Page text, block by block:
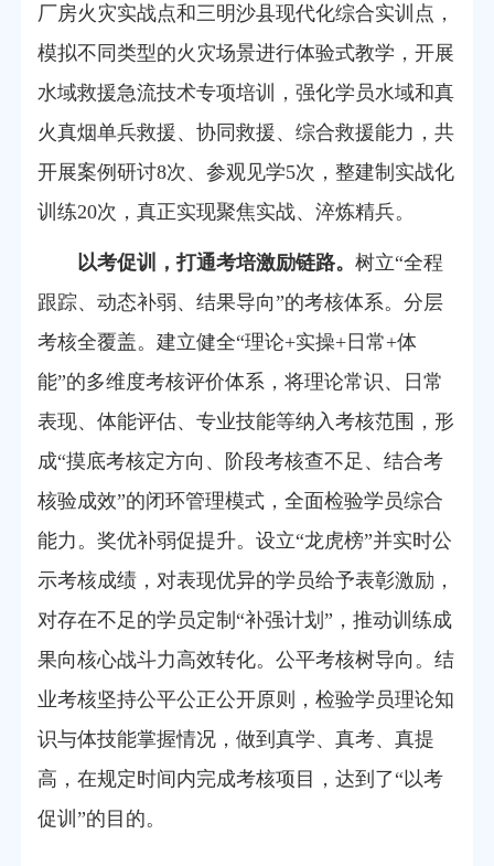
厂房火灾实战点和三明沙县现代化综合实训点，
模拟不同类型的火灾场景进行体验式教学，开展
水域救援急流技术专项培训，强化学员水域和真
火真烟单兵救援、协同救援、综合救援能力，共
开展案例研讨8次、参观见学5次，整建制实战化
训练20次，真正实现聚焦实战、淬炼精兵。
以考促训，打通考培激励链路。 树立“全程
跟踪、动态补弱、结果导向”的考核体系。分层
考核全覆盖。建立健全“理论+实操+日常+体
能”的多维度考核评价体系，将理论常识、日常
表现、体能评估、专业技能等纳入考核范围，形
成“摸底考核定方向、阶段考核查不足、结合考
核验成效”的闭环管理模式，全面检验学员综合
能力。奖优补弱促提升。设立“龙虎榜”并实时公
示考核成绩，对表现优异的学员给予表彰激励，
对存在不足的学员定制“补强计划”，推动训练成
果向核心战斗力高效转化。公平考核树导向。结
业考核坚持公平公正公开原则，检验学员理论知
识与体技能掌握情况，做到真学、真考、真提
高，在规定时间内完成考核项目，达到了“以考
促训”的目的。